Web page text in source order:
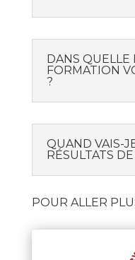
DANS
FORMATION
?
QUAND VAIS-
RÉSULTATS
POUR ALLER